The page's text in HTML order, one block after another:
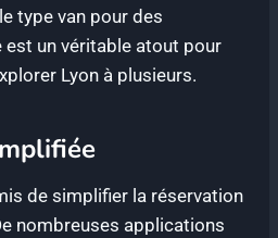
type van pour des
est un véritable atout pour
Lyon à plusieurs.
de simplifier la réservation
nombreuses applications